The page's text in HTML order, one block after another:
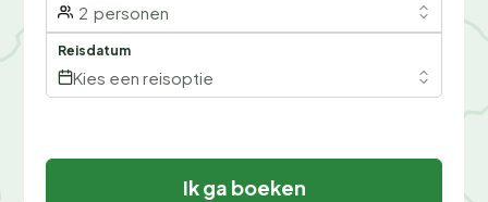
2 personen
Reisdatum
Kies een reisoptie
Ik ga boeken